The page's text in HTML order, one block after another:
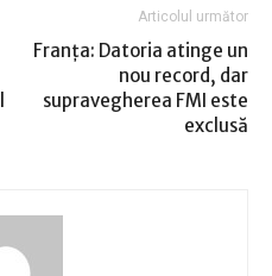
Articolul următor
Franţa: Datoria atinge un
nou record, dar
supravegherea FMI este
exclusă